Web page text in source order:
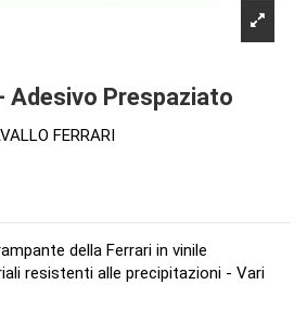
Adesivo Prespaziato
FERRARI
della Ferrari in vinile
resistenti alle precipitazioni - Vari